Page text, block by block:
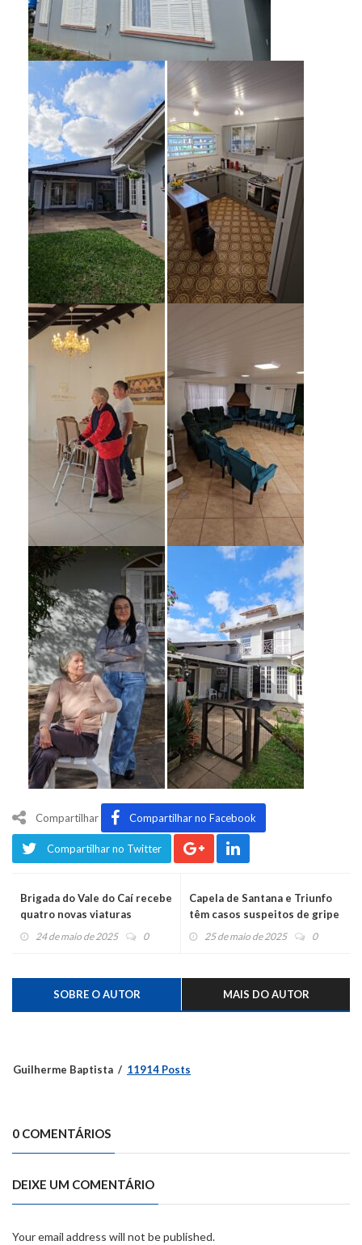
Compartilhar Compartilhar no Facebook
Compartilhar no Twitter
Brigada do Vale do Caí recebe
quatro novas viaturas
24 de maio de 2025 0
Capela de Santana e Triunfo
têm casos suspeitos de gripe
aviária25 de maio de 2025 0
SOBRE O AUTOR MAIS DO AUTOR
Guilherme Baptista 11914 Posts
0 COMENTÁRIOS
DEIXE UM COMENTÁRIO
Your email address will not be published.